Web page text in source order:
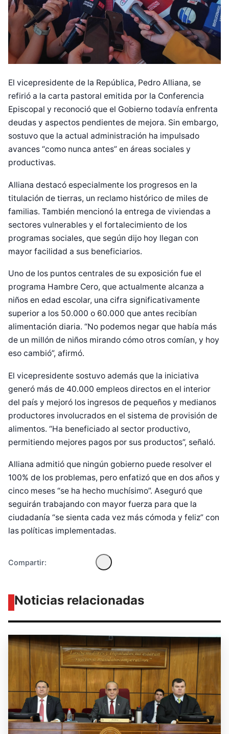
El vicepresidente de la República, Pedro Alliana, se
refirió a la carta pastoral emitida por la Conferencia
Episcopal y reconoció que el Gobierno todavía enfrenta
deudas y aspectos pendientes de mejora. Sin embargo,
sostuvo que la actual administración ha impulsado
avances “como nunca antes” en áreas sociales y
productivas.
Alliana destacó especialmente los progresos en la
titulación de tierras, un reclamo histórico de miles de
familias. También mencionó la entrega de viviendas a
sectores vulnerables y el fortalecimiento de los
programas sociales, que según dijo hoy llegan con
mayor facilidad a sus beneficiarios.
Uno de los puntos centrales de su exposición fue el
programa Hambre Cero, que actualmente alcanza a
niños en edad escolar, una cifra significativamente
superior a los 50.000 o 60.000 que antes recibían
alimentación diaria. “No podemos negar que había más
de un millón de niños mirando cómo otros comían, y hoy
eso cambió”, afirmó.
El vicepresidente sostuvo además que la iniciativa
generó más de 40.000 empleos directos en el interior
del país y mejoró los ingresos de pequeños y medianos
productores involucrados en el sistema de provisión de
alimentos. “Ha beneficiado al sector productivo,
permitiendo mejores pagos por sus productos”, señaló.
Alliana admitió que ningún gobierno puede resolver el
100% de los problemas, pero enfatizó que en dos años y
cinco meses “se ha hecho muchísimo”. Aseguró que
seguirán trabajando con mayor fuerza para que la
ciudadanía “se sienta cada vez más cómoda y feliz” con
las políticas implementadas.
Compartir:
Diseñado por Shiro
Noticias relacionadas